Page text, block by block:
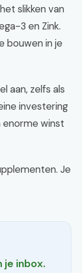
slikken van
3 en Zink.
bouwen in je
aan, zelfs als
investering
winst
Je
je inbox.